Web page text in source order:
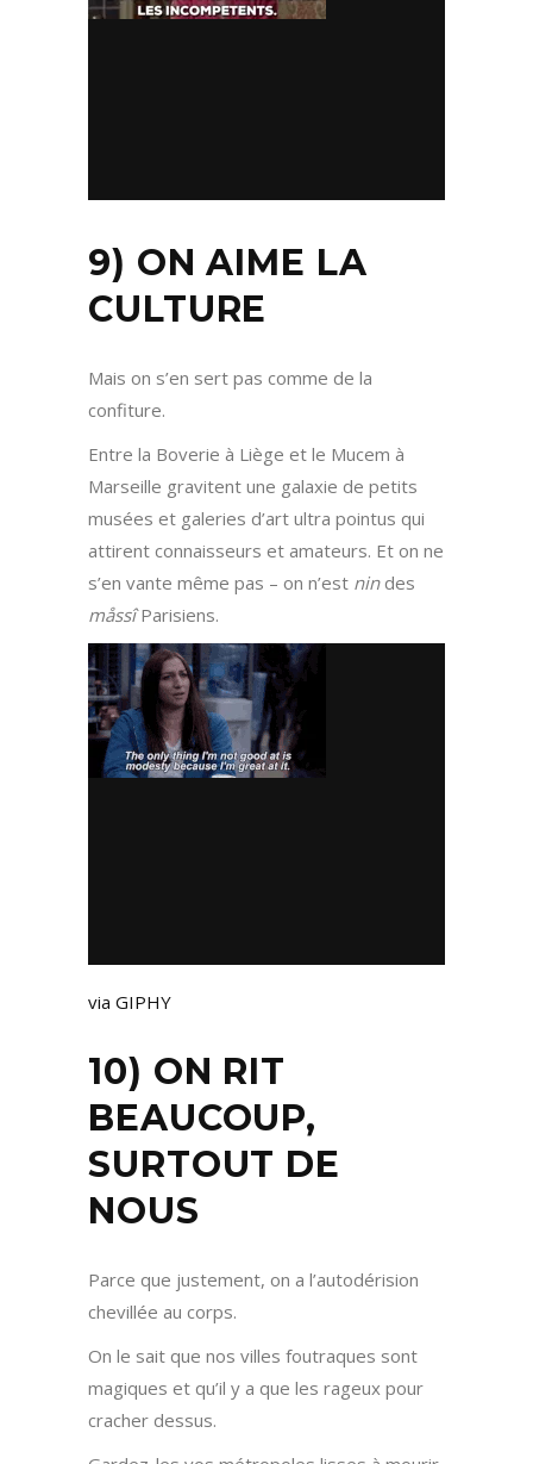
9) ON AIME LA
CULTURE
Mais on s’en sert pas comme de la
confiture.
Entre la Boverie à Liège et le Mucem à
Marseille gravitent une galaxie de petits
musées et galeries d’art ultra pointus qui
attirent connaisseurs et amateurs. Et on ne
s’en vante même pas – on n’est nindes
måssîParisiens.
via GIPHY
10) ON RIT
BEAUCOUP,
SURTOUT DE
NOUS
Parce que justement, on a l’autodérision
chevillée au corps.
On le sait que nos villes foutraques sont
magiques et qu’il y a que les rageux pour
cracher dessus.